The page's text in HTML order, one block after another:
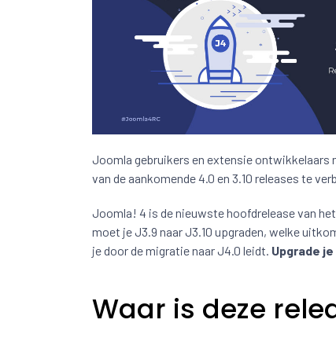
Joomla gebruikers en extensie
van de aankomende 4.0 en 3.10 releases te
Joomla! 4 is de nieuwste hoofdrelease van
moet je J3.9 naar J3.10 upgraden, welke
je door de migratie naar J4.0 leidt. Upgrade
Waar is deze